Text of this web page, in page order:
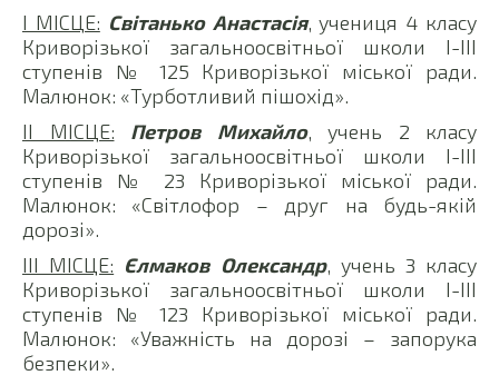
І МІСЦЕ: Світанько Анастасія, учениця 4 класу
Криворізької загальноосвітньої школи І-ІІІ
ступенів № 125 Криворізької міської ради.
Малюнок: «Турботливий пішохід».
ІІ МІСЦЕ:
Петров Михайло, учень 2 класу
Криворізької загальноосвітньої школи І-ІІІ
ступенів № 23 Криворізької міської ради.
Малюнок: «Світлофор – друг на будь-якій
дорозі».
ІІІ МІСЦЕ: Єлмаков Олександр, учень 3 класу
Криворізької загальноосвітньої школи І-ІІІ
ступенів № 123 Криворізької міської ради.
Малюнок: «Уважність на дорозі – запорука
безпеки».